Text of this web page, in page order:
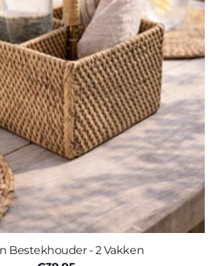
Bestekhouder - 2 Vakken